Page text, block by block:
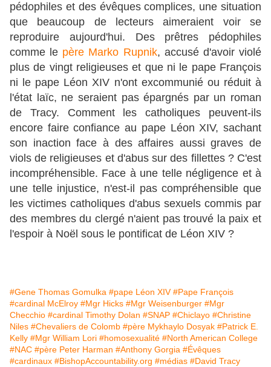
pédophiles et des évêques complices, une situation
que beaucoup de lecteurs aimeraient voir se
reproduire aujourd'hui. Des prêtres pédophiles
comme le père Marko Rupnik, accusé d'avoir violé
plus de vingt religieuses et que ni le pape François
ni le pape Léon XIV n'ont excommunié ou réduit à
l'état laïc, ne seraient pas épargnés par un roman
de Tracy. Comment les catholiques peuvent-ils
encore faire confiance au pape Léon XIV, sachant
son inaction face à des affaires aussi graves de
viols de religieuses et d'abus sur des fillettes ? C'est
incompréhensible. Face à une telle négligence et à
une telle injustice, n'est-il pas compréhensible que
les victimes catholiques d'abus sexuels commis par
des membres du clergé n'aient pas trouvé la paix et
l'espoir à Noël sous le pontificat de Léon XIV ?
#Gene Thomas Gomulka #pape Léon XIV #Pape François
#cardinal McElroy #Mgr Hicks #Mgr Weisenburger #Mgr
Checchio #cardinal Timothy Dolan #SNAP #Chiclayo #Christine
Niles #Chevaliers de Colomb #père Mykhaylo Dosyak #Patrick E.
Kelly #Mgr William Lori #homosexualité #North American College
#NAC #père Peter Harman #Anthony Gorgia #Évêques
#cardinaux #BishopAccountability.org #médias #David Tracy